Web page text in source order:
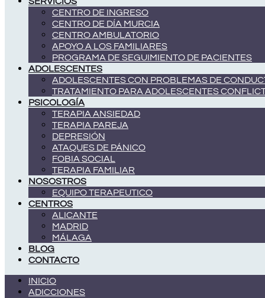
CENTRO DE INGRESO
CENTRO DE DÍA MURCIA
CENTRO AMBULATORIO
APOYO A LOS FAMILIARES
PROGRAMA DE SEGUIMIENTO DE PACIENTES
ADOLESCENTES
ADOLESCENTES CON PROBLEMAS DE
TRATAMIENTO PARA ADOLESCENTES
PSICOLOGÍA
TERAPIA ANSIEDAD
TERAPIA PAREJA
DEPRESIÓN
ATAQUES DE PÁNICO
FOBIA SOCIAL
TERAPIA FAMILIAR
NOSOSTROS
EQUIPO TERAPEUTICO
CENTROS
ALICANTE
MADRID
MÁLAGA
BLOG
CONTACTO
INICIO
ADICCIONES